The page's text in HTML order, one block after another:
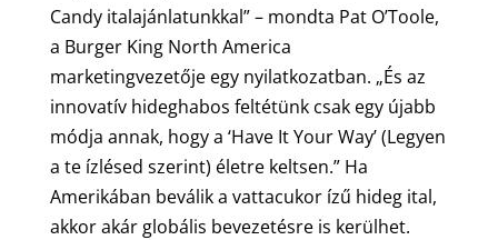
Candy italajánlatunkkal” – mondta Pat O’Toole,
a Burger King North America
marketingvezetője egy nyilatkozatban. „És az
innovatív hideghabos feltétünk csak egy újabb
módja annak, hogy a ‘Have It Your Way’ (Legyen
a te ízlésed szerint) életre keltsen.” Ha
Amerikában beválik a vattacukor ízű hideg ital,
akkor akár globális bevezetésre is kerülhet.